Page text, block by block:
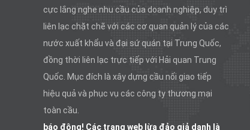
cực lắng nghe nhu cầu của doanh nghiệp, duy trì
liên lạc chặt chẽ với các cơ quan quản lý của các
nước xuất khẩu và đại sứ quán tại Trung Quốc,
đồng thời liên lạc trực tiếp với Hải quan Trung
Quốc. Mục đích là xây dựng cầu nối giao tiếp
hiệu quả và phục vụ các công ty thương mại
toàn cầu.
báo động! Các trang web lừa đảo giả danh là